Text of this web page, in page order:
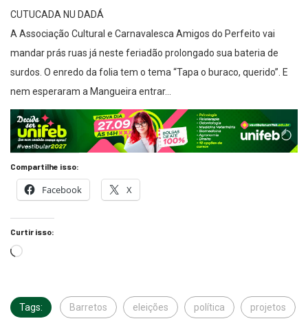
CUTUCADA NU DADÁ
A Associação Cultural e Carnavalesca Amigos do Perfeito vai
mandar prás ruas já neste feriadão prolongado sua bateria de
surdos. O enredo da folia tem o tema “Tapa o buraco, querido”. E
nem esperaram a Mangueira entrar…
Compartilhe isso:
Facebook X
Curtir isso:
Tags: Barretos eleições política projetos